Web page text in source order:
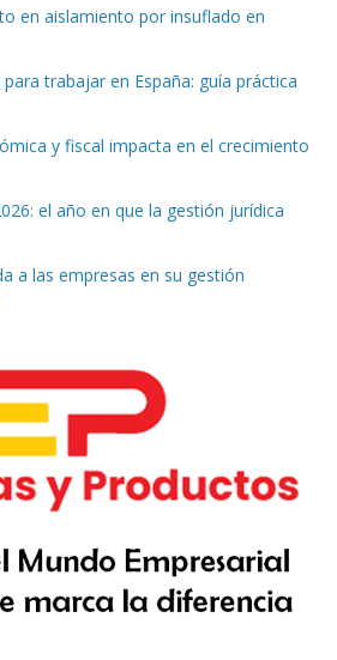
en aislamiento por insuflado en
trabajar en España: guía práctica
y fiscal impacta en el crecimiento
el año en que la gestión jurídica
a las empresas en su gestión